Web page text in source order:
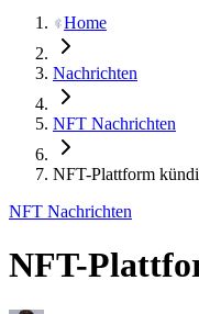
Home
Nachrichten
NFT Nachrichten
NFT-Plattform
NFT Nachrichten
NFT-